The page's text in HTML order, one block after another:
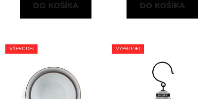
DO KOŠÍKA DO KOŠÍKA
VÝPRODEJ VÝPRODEJ